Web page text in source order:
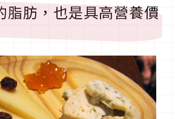
脂肪，也是具高營養價